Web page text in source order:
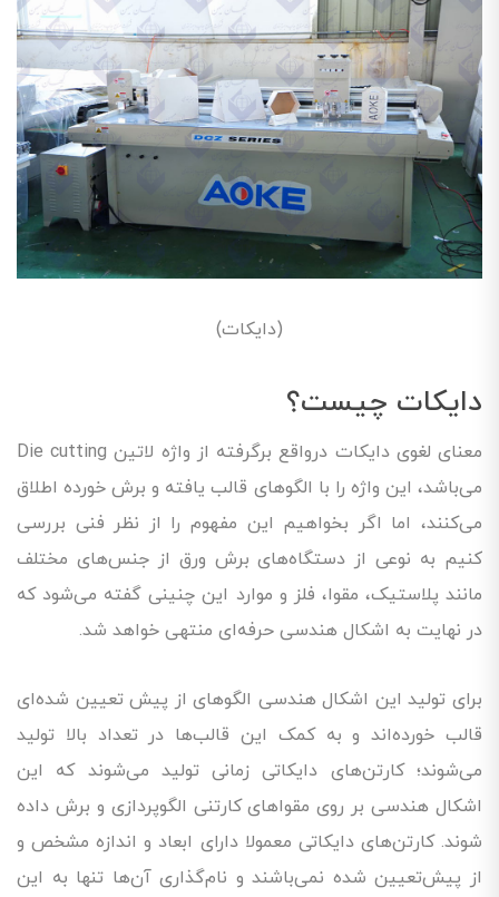
(دایکات)
دایکات چیست؟
معنای لغوی دایکات درواقع برگرفته از واژه لاتین Die cutting
می‌باشد، این واژه را با الگوهای قالب یافته و برش خورده اطلاق
می‌کنند، اما اگر بخواهیم این مفهوم را از نظر فنی بررسی
کنیم به نوعی از دستگاه‌های برش ورق از جنس‌های مختلف
مانند پلاستیک، مقوا، فلز و موارد این چنینی گفته می‌شود که
در نهایت به اشکال هندسی حرفه‌ای منتهی خواهد شد.
برای تولید این اشکال هندسی الگوهای از پیش تعیین شده‌ای
قالب خورده‌اند و به کمک این قالب‌ها در تعداد بالا تولید
می‌شوند؛ کارتن‌های دایکاتی زمانی تولید می‌شوند که این
اشکال هندسی بر روی مقواهای کارتنی الگوپردازی و برش داده
شوند. کارتن‌های دایکاتی معمولا دارای ابعاد و اندازه مشخص و
از پیش‌تعیین شده نمی‌باشند و نام‌گذاری آن‌ها تنها به این